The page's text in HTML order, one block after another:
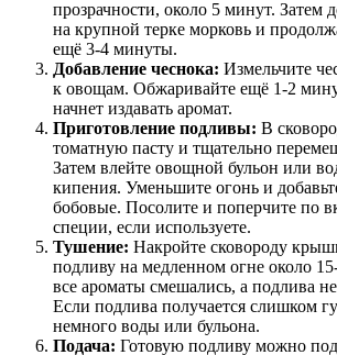
прозрачности, около 5 минут. Затем
на крупной терке морковь и
ещё 3-4 минуты.
Добавление чеснока: Измельчите
к овощам. Обжаривайте ещё 1-2
начнет издавать аромат.
Приготовление подливы: В
томатную пасту и тщательно
Затем влейте овощной бульон или
кипения. Уменьшите огонь и
бобовые. Посолите и поперчите по
специи, если используете.
Тушение: Накройте сковороду
подливу на медленном огне около
все ароматы смешались, а подлива
Если подлива получается слишком
немного воды или бульона.
Подача: Готовую подливу можно